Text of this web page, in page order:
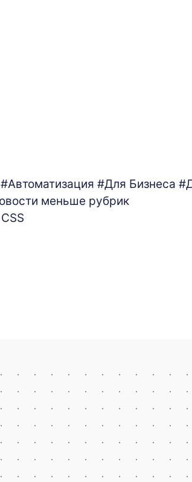
#Автоматизация #Для Бизнеса
меньше рубрик